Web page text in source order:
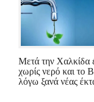
Μετά την Χαλκίδα
χωρίς νερό και το
λόγω ξανά νέας